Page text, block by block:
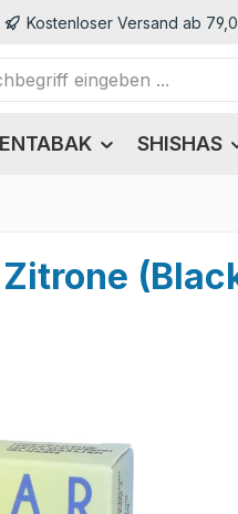
Kostenloser Versand ab
SHISHAS
Zitrone